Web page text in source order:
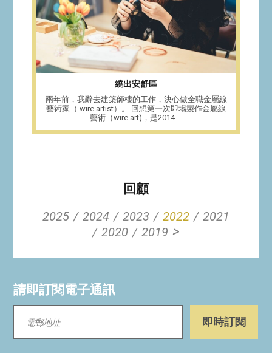
繞出安舒區
兩年前，我辭去建築師樓的工作，決心做全職金屬線
藝術家（ wire artist）。 回想第一次即場製作金屬線
藝術（wire art)，是2014 ...
回顧
2025
2024 2023 2022
2021
2020
2019 >
請即訂閱電子通訊